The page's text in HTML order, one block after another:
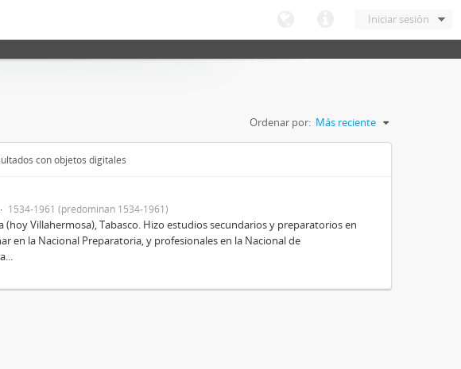
Iniciar sesión
Ordenar por: Más reciente
con objetos digitales
1534-1961 (predominan 1534-1961)
(hoy Villahermosa), Tabasco. Hizo estudios secundarios y preparatorios en
en la Nacional Preparatoria, y profesionales en la Nacional de